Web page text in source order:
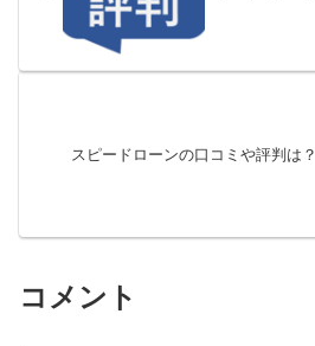
スピードローンの口コミや評判は？
コメント